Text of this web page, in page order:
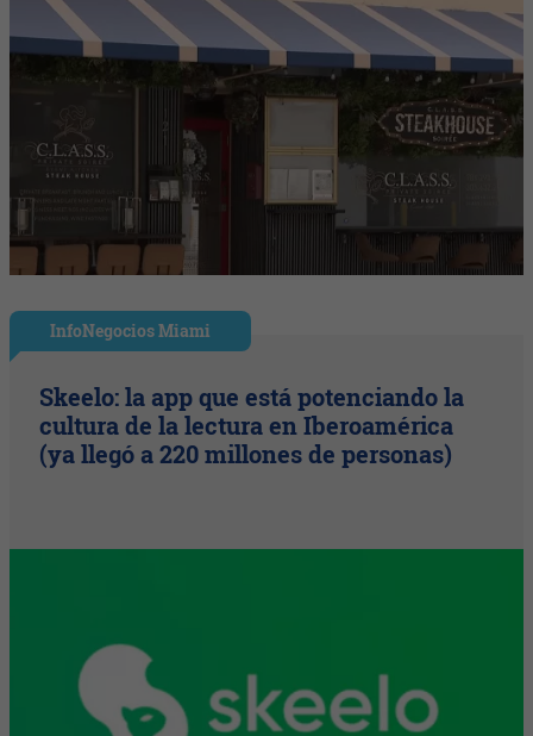
InfoNegocios Miami
Skeelo: la app que está potenciando la
cultura de la lectura en Iberoamérica
(ya llegó a 220 millones de personas)